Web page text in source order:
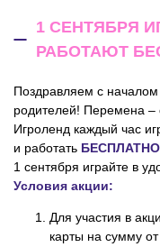
1 СЕНТЯБРЯ
РАБОТАЮТ
Поздравляем с началом
родителей! Перемена
Игроленд каждый час
и работать БЕСПЛАТНО
1 сентября играйте в
Условия акции:
Для участия в
карты на сумму